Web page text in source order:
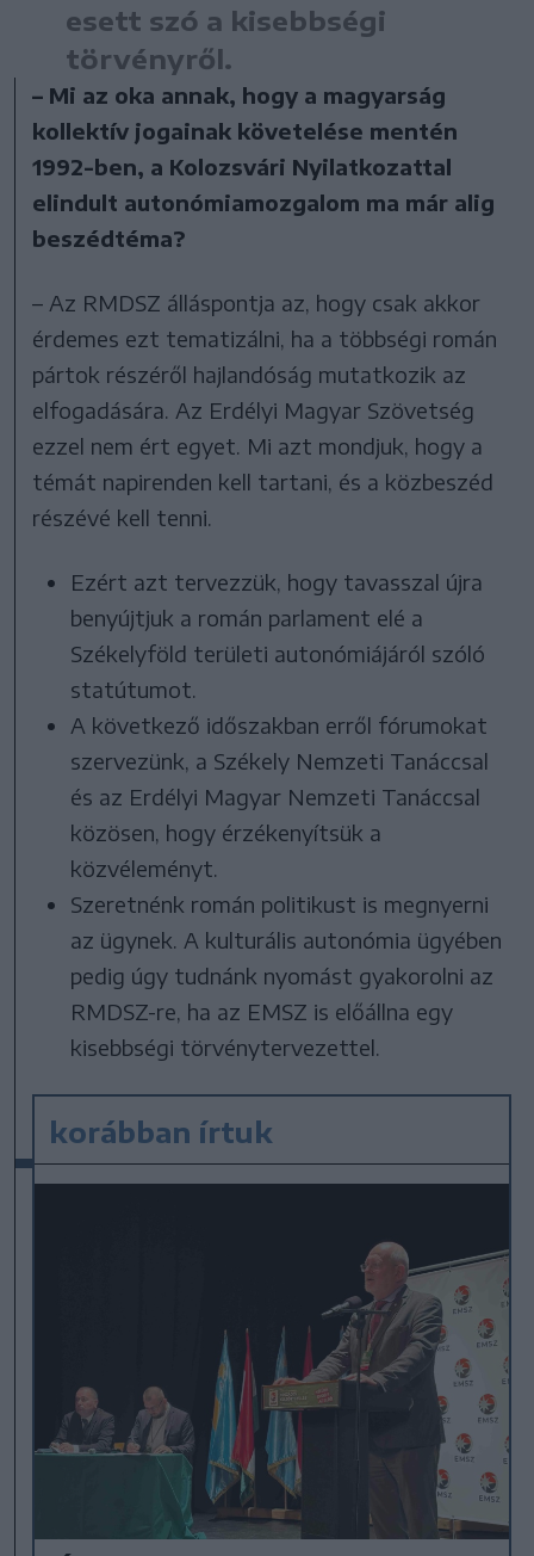
esett szó a kisebbségi
törvényről.
– Mi az oka annak, hogy a magyarság
kollektív jogainak követelése mentén
1992-ben, a Kolozsvári Nyilatkozattal
elindult autonómiamozgalom ma már alig
beszédtéma?
– Az RMDSZ álláspontja az, hogy csak akkor
érdemes ezt tematizálni, ha a többségi román
pártok részéről hajlandóság mutatkozik az
elfogadására. Az Erdélyi Magyar Szövetség
ezzel nem ért egyet. Mi azt mondjuk, hogy a
témát napirenden kell tartani, és a közbeszéd
részévé kell tenni.
Ezért azt tervezzük, hogy tavasszal újra
benyújtjuk a román parlament elé a
Székelyföld területi autonómiájáról szóló
statútumot.
A következő időszakban erről fórumokat
szervezünk, a Székely Nemzeti Tanáccsal
és az Erdélyi Magyar Nemzeti Tanáccsal
közösen, hogy érzékenyítsük a
közvéleményt.
Szeretnénk román politikust is megnyerni
az ügynek. A kulturális autonómia ügyében
pedig úgy tudnánk nyomást gyakorolni az
RMDSZ-re, ha az EMSZ is előállna egy
kisebbségi törvénytervezettel.
korábban írtuk